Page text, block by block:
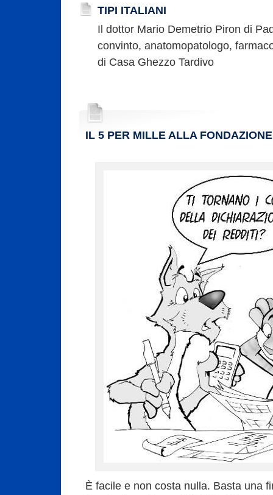
TIPI ITALIANI
Il dottor Mario Demetrio Piron di
convinto, anatomopatologo,
di Casa Ghezzo Tardivo
IL 5 PER MILLE ALLA
È facile e non costa nulla. Basta una